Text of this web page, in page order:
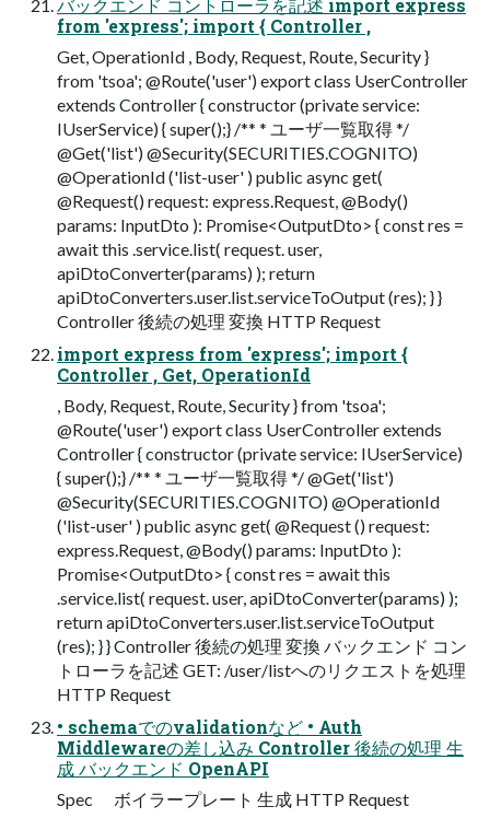
バックエンド コントローラを記述 import express
from 'express'; import { Controller ,
Get, OperationId , Body, Request, Route, Security }
from 'tsoa'; @Route('user') export class UserController
extends Controller { constructor (private service:
IUserService) { super();} /** * ユーザ一覧取得 */
@Get('list') @Security(SECURITIES.COGNITO)
@OperationId ('list-user' ) public async get(
@Request() request: express.Request, @Body()
params: InputDto ): Promise<OutputDto> { const res =
await this .service.list( request. user,
apiDtoConverter(params) ); return
apiDtoConverters.user.list.serviceToOutput (res); } }
Controller 後続の処理 変換 HTTP Request
import express from 'express'; import {
Controller , Get, OperationId
, Body, Request, Route, Security } from 'tsoa';
@Route('user') export class UserController extends
Controller { constructor (private service: IUserService)
{ super();} /** * ユーザ一覧取得 */ @Get('list')
@Security(SECURITIES.COGNITO) @OperationId
('list-user' ) public async get( @Request () request:
express.Request, @Body() params: InputDto ):
Promise<OutputDto> { const res = await this
.service.list( request. user, apiDtoConverter(params) );
return apiDtoConverters.user.list.serviceToOutput
(res); } } Controller 後続の処理 変換 バックエンド コン
トローラを記述 GET: /user/listへのリクエストを処理
HTTP Request
• schemaでのvalidationなど • Auth
Middlewareの差し込み Controller 後続の処理 生
成 バックエンド OpenAPI
Spec ボイラープレート 生成 HTTP Request